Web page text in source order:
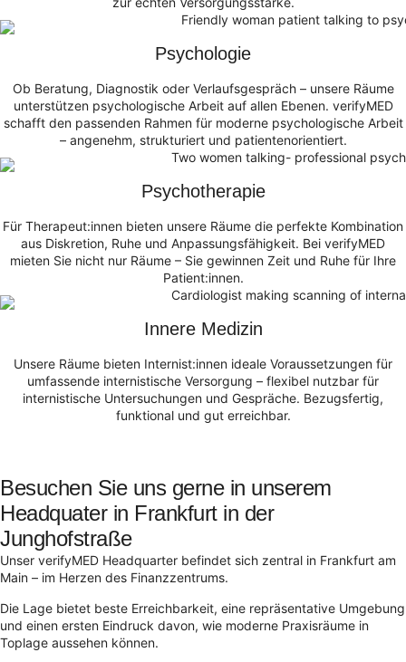
Psychologie
Ob Beratung, Diagnostik oder Verlaufsgespräch – unsere Räume
unterstützen psychologische Arbeit auf allen Ebenen. verifyMED
schafft den passenden Rahmen für moderne psychologische Arbeit
– angenehm, strukturiert und patientenorientiert.
Psychotherapie
Für Therapeut:innen bieten unsere Räume die perfekte Kombination
aus Diskretion, Ruhe und Anpassungsfähigkeit. Bei verifyMED
mieten Sie nicht nur Räume – Sie gewinnen Zeit und Ruhe für Ihre
Patient:innen.
Innere Medizin
Unsere Räume bieten Internist:innen ideale Voraussetzungen für
umfassende internistische Versorgung – flexibel nutzbar für
internistische Untersuchungen und Gespräche. Bezugsfertig,
funktional und gut erreichbar.
Besuchen Sie uns gerne in unserem
Headquater in Frankfurt in der
Junghofstraße
Unser verifyMED Headquarter befindet sich zentral in Frankfurt am
Main – im Herzen des Finanzzentrums.
Die Lage bietet beste Erreichbarkeit, eine repräsentative Umgebung
und einen ersten Eindruck davon, wie moderne Praxisräume in
Toplage aussehen können.